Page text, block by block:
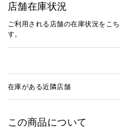
店舗在庫状況
ご利用される店舗の在庫状況をこ
す。
在庫がある近隣店舗
この商品について